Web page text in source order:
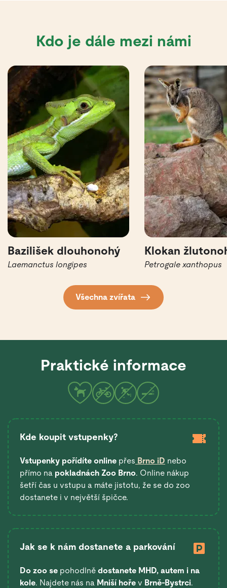
Kdo je dále mezi námi
Bazilišek dlouhonohý
Laemanctus longipes
Klokan
Petrogale xanthopus
Všechna zvířata
Praktické informace
Kde koupit vstupenky?
Vstupenky pořídíte online přes Brno iD nebo
přímo na pokladnách Zoo Brno. Online nákup
šetří čas u vstupu a máte jistotu, že se do zoo
dostanete i v největší špičce.
Jak se k nám dostanete a parkování
Do zoo se pohodlně dostanete MHD, autem i na
kole. Najdete nás na Mniší hoře v Brně-Bystrci.